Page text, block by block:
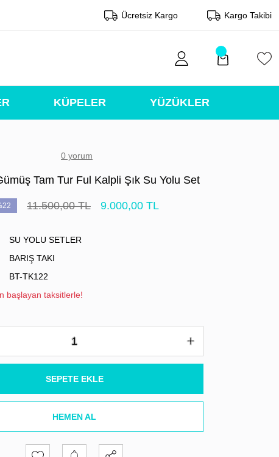
Ücretsiz Kargo Kargo Takibi
KÜPELER YÜZÜKLER
0 yorum
Tam Tur Ful Kalpli Şık Su Yolu Set
11.500,00 TL 9.000,00 TL
SU YOLU SETLER
BARIŞ TAKI
BT-TK122
başlayan taksitlerle!
SEPETE EKLE
HEMEN AL